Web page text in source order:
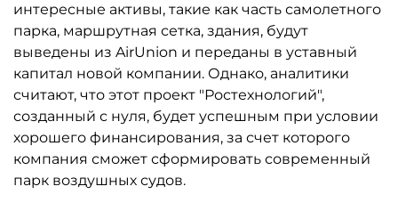
интересные активы, такие как часть самолетного
парка, маршрутная сетка, здания, будут
выведены из AirUnion и переданы в уставный
капитал новой компании. Однако, аналитики
считают, что этот проект "Ростехнологий",
созданный с нуля, будет успешным при условии
хорошего финансирования, за счет которого
компания сможет сформировать современный
парк воздушных судов.